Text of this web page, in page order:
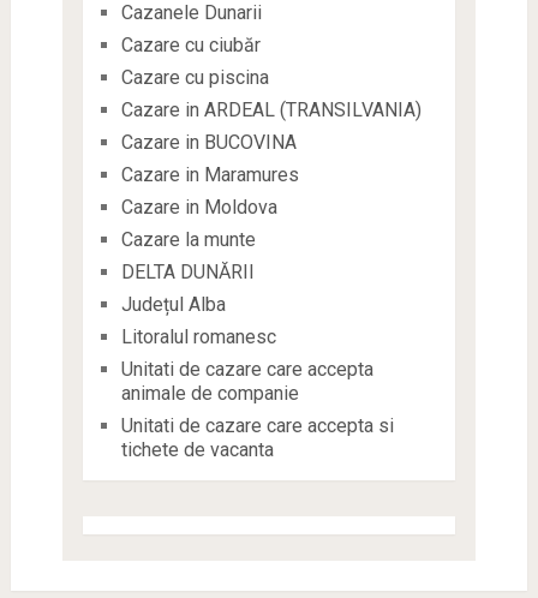
Cazanele Dunarii
Cazare cu ciubăr
Cazare cu piscina
Cazare in ARDEAL (TRANSILVANIA)
Cazare in BUCOVINA
Cazare in Maramures
Cazare in Moldova
Cazare la munte
DELTA DUNĂRII
Județul Alba
Litoralul romanesc
Unitati de cazare care accepta
animale de companie
Unitati de cazare care accepta si
tichete de vacanta